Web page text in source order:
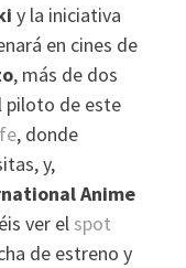
y la iniciativa
en cines de
, más de dos
piloto de este
, donde
y,
Anime
ver el spot
de estreno y